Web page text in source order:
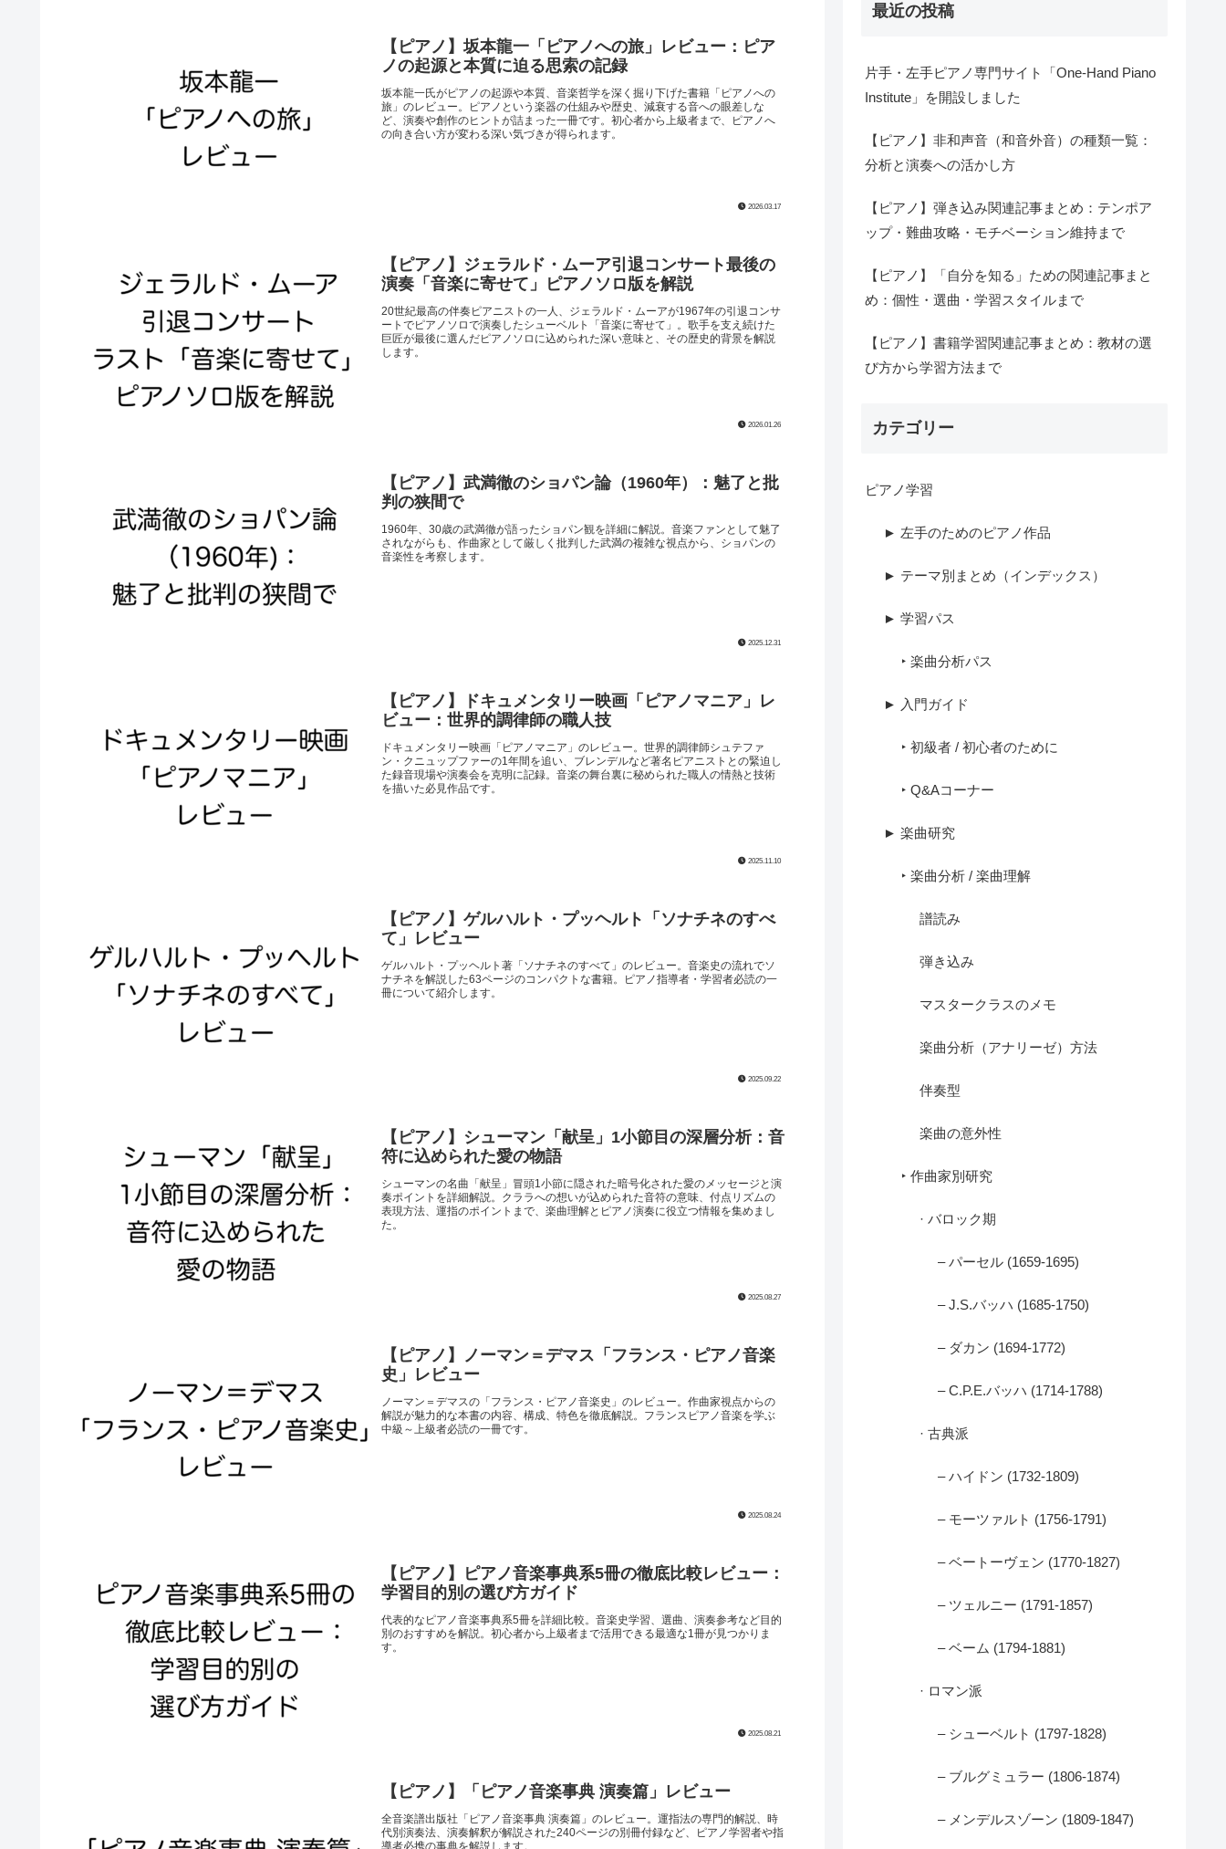
【ピアノ】坂本龍一「ピアノへの旅」レビュー：ピア
ノの起源と本質に迫る思索の記録
坂本龍一氏がピアノの起源や本質、音楽哲学を深く掘り下げた書籍「ピアノへの
旅」のレビュー。ピアノという楽器の仕組みや歴史、減衰する音への眼差しな
ど、演奏や創作のヒントが詰まった一冊です。初心者から上級者まで、ピアノへ
の向き合い方が変わる深い気づきが得られます。
2026.03.17
【ピアノ】ジェラルド・ムーア引退コンサート最後の
演奏「音楽に寄せて」ピアノソロ版を解説
20世紀最高の伴奏ピアニストの一人、ジェラルド・ムーアが1967年の引退コンサ
ートでピアノソロで演奏したシューベルト「音楽に寄せて」。歌手を支え続けた
巨匠が最後に選んだピアノソロに込められた深い意味と、その歴史的背景を解説
します。
2026.01.26
【ピアノ】武満徹のショパン論（1960年）：魅了と批
判の狭間で
1960年、30歳の武満徹が語ったショパン観を詳細に解説。音楽ファンとして魅了
されながらも、作曲家として厳しく批判した武満の複雑な視点から、ショパンの
音楽性を考察します。
2025.12.31
【ピアノ】ドキュメンタリー映画「ピアノマニア」レ
ビュー：世界的調律師の職人技
ドキュメンタリー映画「ピアノマニア」のレビュー。世界的調律師シュテファ
ン・クニュップファーの1年間を追い、ブレンデルなど著名ピアニストとの緊迫し
た録音現場や演奏会を克明に記録。音楽の舞台裏に秘められた職人の情熱と技術
を描いた必見作品です。
2025.11.10
【ピアノ】ゲルハルト・プッヘルト「ソナチネのすべ
て」レビュー
ゲルハルト・プッヘルト著「ソナチネのすべて」のレビュー。音楽史の流れでソ
ナチネを解説した63ページのコンパクトな書籍。ピアノ指導者・学習者必読の一
冊について紹介します。
2025.09.22
【ピアノ】シューマン「献呈」1小節目の深層分析：音
符に込められた愛の物語
シューマンの名曲「献呈」冒頭1小節に隠された暗号化された愛のメッセージと演
奏ポイントを詳細解説。クララへの想いが込められた音符の意味、付点リズムの
表現方法、運指のポイントまで、楽曲理解とピアノ演奏に役立つ情報を集めまし
た。
2025.08.27
【ピアノ】ノーマン＝デマス「フランス・ピアノ音楽
史」レビュー
ノーマン＝デマスの「フランス・ピアノ音楽史」のレビュー。作曲家視点からの
解説が魅力的な本書の内容、構成、特色を徹底解説。フランスピアノ音楽を学ぶ
中級～上級者必読の一冊です。
2025.08.24
【ピアノ】ピアノ音楽事典系5冊の徹底比較レビュー：
学習目的別の選び方ガイド
代表的なピアノ音楽事典系5冊を詳細比較。音楽史学習、選曲、演奏参考など目的
別のおすすめを解説。初心者から上級者まで活用できる最適な1冊が見つかりま
す。
2025.08.21
【ピアノ】「ピアノ音楽事典 演奏篇」レビュー
全音楽譜出版社「ピアノ音楽事典 演奏篇」のレビュー。運指法の専門的解説、時
代別演奏法、演奏解釈が解説された240ページの別冊付録など、ピアノ学習者や指
導者必携の事典を解説します。
最近の投稿
片手・左手ピアノ専門サイト「One-Hand Piano
Institute」を開設しました
【ピアノ】非和声音（和音外音）の種類一覧：
分析と演奏への活かし方
【ピアノ】弾き込み関連記事まとめ：テンポア
ップ・難曲攻略・モチベーション維持まで
【ピアノ】「自分を知る」ための関連記事まと
め：個性・選曲・学習スタイルまで
【ピアノ】書籍学習関連記事まとめ：教材の選
び方から学習方法まで
カテゴリー
ピアノ学習
► 左手のためのピアノ作品
► テーマ別まとめ（インデックス）
► 学習パス
‣ 楽曲分析パス
► 入門ガイド
‣ 初級者 / 初心者のために
‣ Q&Aコーナー
► 楽曲研究
‣ 楽曲分析 / 楽曲理解
譜読み
弾き込み
マスタークラスのメモ
楽曲分析（アナリーゼ）方法
伴奏型
楽曲の意外性
‣ 作曲家別研究
· バロック期
– パーセル (1659-1695)
– J.S.バッハ (1685-1750)
– ダカン (1694-1772)
– C.P.E.バッハ (1714-1788)
· 古典派
– ハイドン (1732-1809)
– モーツァルト (1756-1791)
– ベートーヴェン (1770-1827)
– ツェルニー (1791-1857)
– ベーム (1794-1881)
· ロマン派
– シューベルト (1797-1828)
– ブルグミュラー (1806-1874)
– メンデルスゾーン (1809-1847)